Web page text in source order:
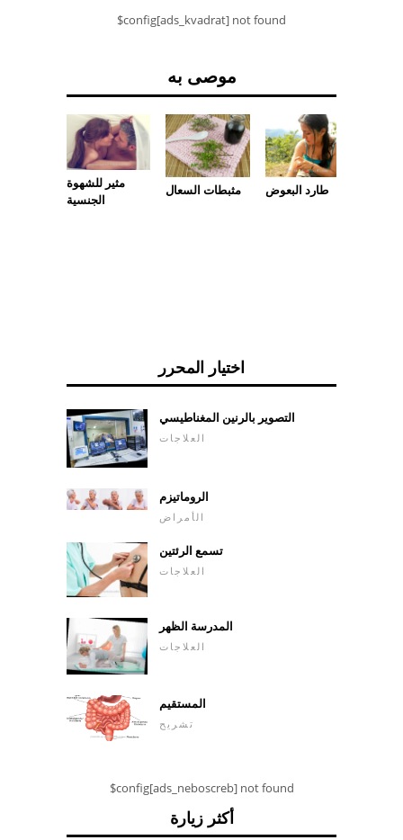
$config[ads_kvadrat] not found
موصى به
مثير للشهوة
الجنسية
مثبطات السعال طارد البعوض
اختيار المحرر
التصوير بالرنين المغناطيسي
العلاجات
الروماتيزم
الأمراض
تسمع الرئتين
العلاجات
المدرسة الظهر
العلاجات
المستقيم
تشريح
$config[ads_neboscreb] not found
أكثر زيارة